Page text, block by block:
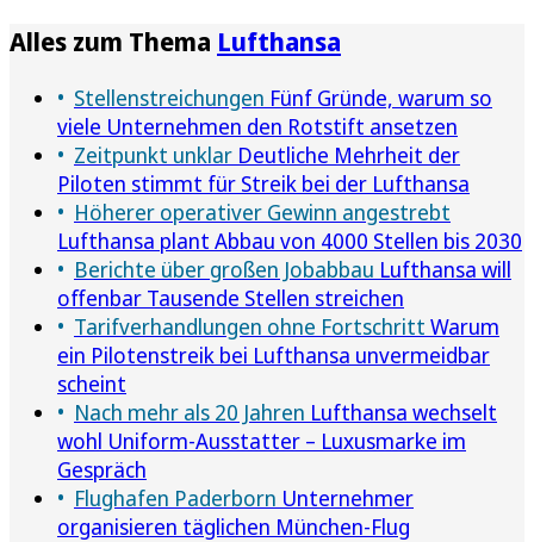
Alles zum Thema Lufthansa
Stellenstreichungen Fünf Gründe, warum so
viele Unternehmen den Rotstift ansetzen
Zeitpunkt unklar Deutliche Mehrheit der
Piloten stimmt für Streik bei der Lufthansa
Höherer operativer Gewinn angestrebt
Lufthansa plant Abbau von 4000 Stellen bis 2030
Berichte über großen Jobabbau Lufthansa will
offenbar Tausende Stellen streichen
Tarifverhandlungen ohne Fortschritt Warum
ein Pilotenstreik bei Lufthansa unvermeidbar
scheint
Nach mehr als 20 Jahren Lufthansa wechselt
wohl Uniform-Ausstatter – Luxusmarke im
Gespräch
Flughafen Paderborn Unternehmer
organisieren täglichen München-Flug